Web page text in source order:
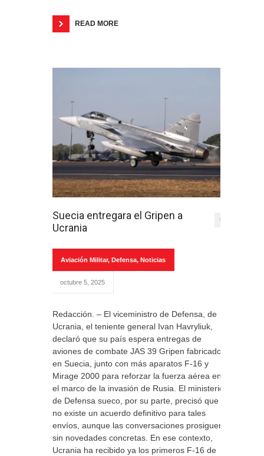
READ MORE
Suecia entregara el Gripen a
Ucrania
0
Aviación Militar, Defensa, Noticias
octubre 5, 2025
Redacción. – El viceministro de Defensa, de
Ucrania, el teniente general Ivan Havryliuk,
declaró que su país espera entregas de
aviones de combate JAS 39 Gripen fabricados
en Suecia, junto con más aparatos F-16 y
Mirage 2000 para reforzar la fuerza aérea en
el marco de la invasión de Rusia. El ministerio
de Defensa sueco, por su parte, precisó que
no existe un acuerdo definitivo para tales
envíos, aunque las conversaciones prosiguen
sin novedades concretas. En ese contexto,
Ucrania ha recibido ya los primeros F-16 de